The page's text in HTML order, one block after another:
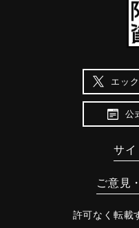
エッ
公
サイ
ご意見
許可なく転載